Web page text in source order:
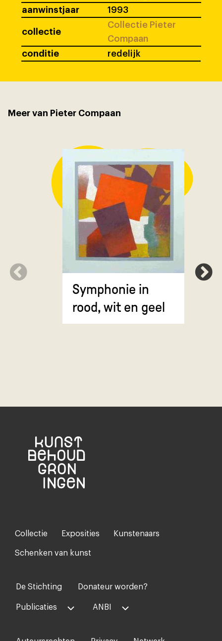
aanwinstjaar
1993
collectie
Collectie Pieter
Compaan
conditie
redelijk
Meer van Pieter Compaan
Symphonie in
rood, wit en geel
Footer-
menu
Collectie Exposities Kunstenaars
Schenken van kunst
Voet
midden
De Stichting Donateur worden?
Publicaties ANBI